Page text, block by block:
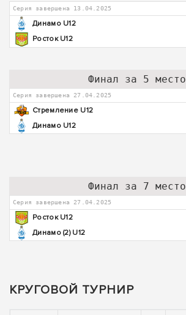
Серия завершена 13.04.2025
Динамо U12
Росток U12
Финал за 5 место
Серия завершена 27.04.2025
Стремление U12
Динамо U12
Финал за 7 место
Серия завершена 27.04.2025
Росток U12
Динамо (2) U12
КРУГОВОЙ ТУРНИР